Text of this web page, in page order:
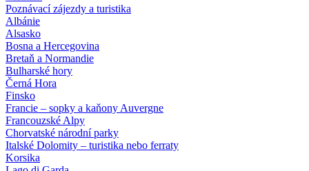
Poznávací zájezdy a turistika
Albánie
Alsasko
Bosna a Hercegovina
Bretaň a Normandie
Bulharské hory
Černá Hora
Finsko
Francie – sopky a kaňony Auvergne
Francouzské Alpy
Chorvatské národní parky
Italské Dolomity – turistika nebo ferraty
Korsika